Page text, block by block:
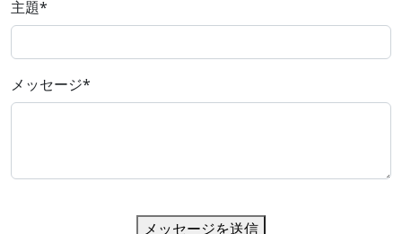
主題*
メッセージ*
メッセージを送信